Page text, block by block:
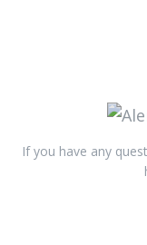
If you have any